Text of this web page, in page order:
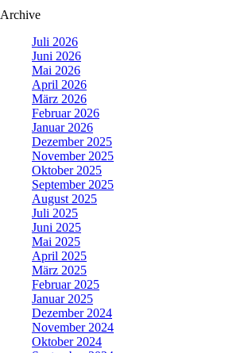
Archive
Juli 2026
Juni 2026
Mai 2026
April 2026
März 2026
Februar 2026
Januar 2026
Dezember 2025
November 2025
Oktober 2025
September 2025
August 2025
Juli 2025
Juni 2025
Mai 2025
April 2025
März 2025
Februar 2025
Januar 2025
Dezember 2024
November 2024
Oktober 2024